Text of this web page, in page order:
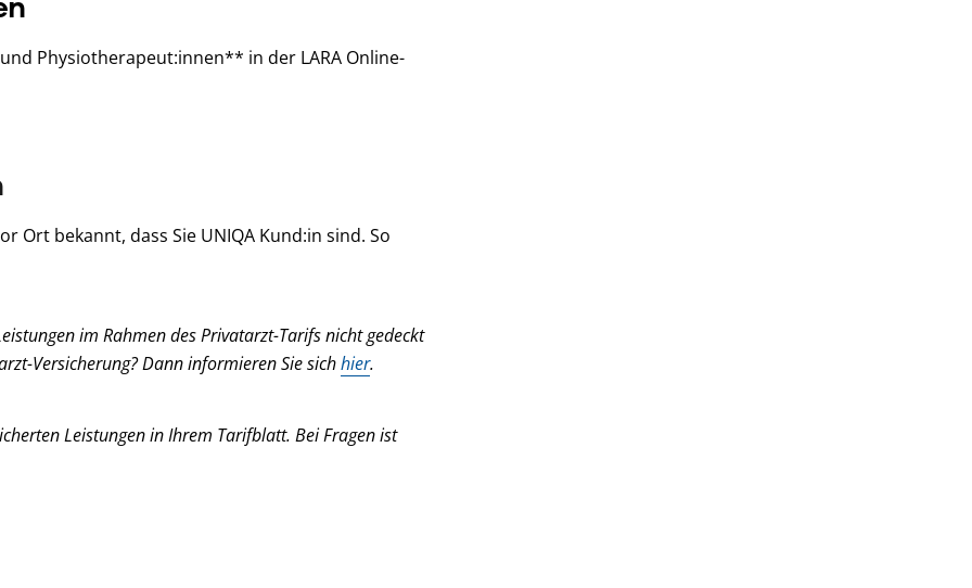
Physiotherapeut:innen** in der LARA Online-
Ort bekannt, dass Sie UNIQA Kund:in sind. So
im Rahmen des Privatarzt-Tarifs nicht gedeckt
Versicherung? Dann informieren Sie sichhier.
Leistungen in Ihrem Tarifblatt. Bei Fragen ist